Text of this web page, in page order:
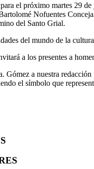
el próximo martes 29 de
Nofuentes
del Santo Grial.
del mundo de la
a los presentes a
Gómez a nuestra
el símbolo que